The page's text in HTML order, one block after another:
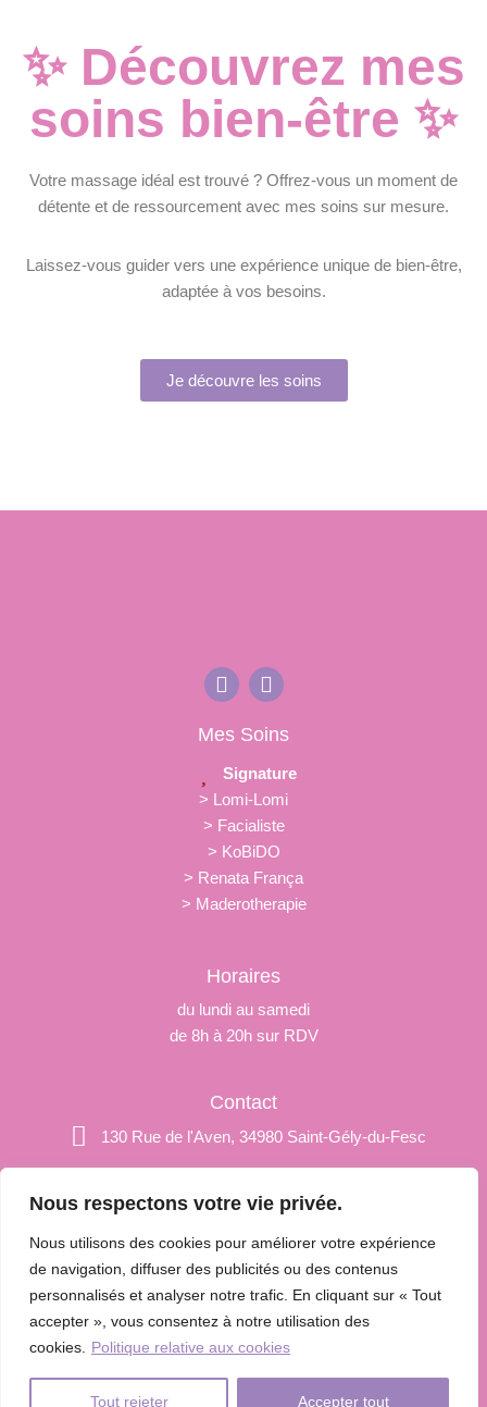
Nous respectons votre vie privée.
Nous utilisons des cookies pour améliorer votre expérience
de navigation, diffuser des publicités ou des contenus
personnalisés et analyser notre trafic. En cliquant sur « Tout
accepter », vous consentez à notre utilisation des
cookies.
Politique relative aux cookies
Tout rejeter Accepter tout
✨ Découvrez mes
soins bien-être ✨
Votre massage idéal est trouvé ? Offrez-vous un moment de
détente et de ressourcement avec mes soins sur mesure.
Laissez-vous guider vers une expérience unique de bien-être,
adaptée à vos besoins.
Je découvre les soins
Mes Soins
Signature
> Lomi-Lomi
> Facialiste
> KoBiDO
> Renata França
> Maderotherapie
Horaires
du lundi au samedi
de 8h à 20h sur RDV
Contact
130 Rue de l'Aven, 34980 Saint-Gély-du-Fesc
© 2025 Âmes Fleurs by Pauline • Tous
droits réservés
mentions légales confidentialité